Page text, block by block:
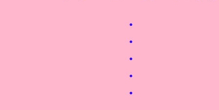
・
・
・
・
・